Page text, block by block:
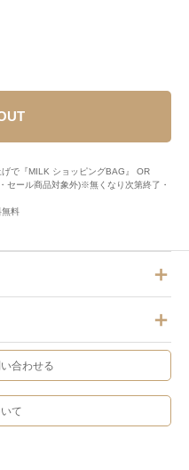
で『MILK ショッピングBAG』 OR
セール商品対象外)※無くなり次第終了・
無料
合わせる
て